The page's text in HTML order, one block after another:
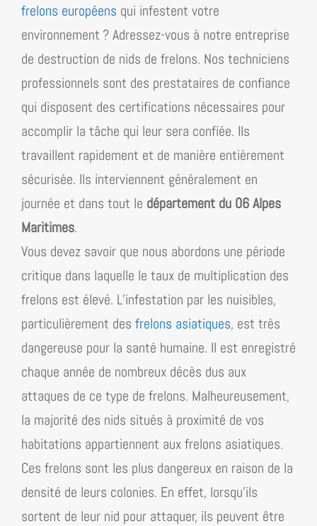
frelons européens qui infestent votre
environnement ? Adressez-vous à notre entreprise
de destruction de nids de frelons. Nos techniciens
professionnels sont des prestataires de confiance
qui disposent des certifications nécessaires pour
accomplir la tâche qui leur sera confiée. Ils
travaillent rapidement et de manière entièrement
sécurisée. Ils interviennent généralement en
journée et dans tout le département du 06 Alpes
Maritimes.
Vous devez savoir que nous abordons une période
critique dans laquelle le taux de multiplication des
frelons est élevé. L’infestation par les nuisibles,
particulièrement des frelons asiatiques, est très
dangereuse pour la santé humaine. Il est enregistré
chaque année de nombreux décès dus aux
attaques de ce type de frelons. Malheureusement,
la majorité des nids situés à proximité de vos
habitations appartiennent aux frelons asiatiques.
Ces frelons sont les plus dangereux en raison de la
densité de leurs colonies. En effet, lorsqu’ils
sortent de leur nid pour attaquer, ils peuvent être